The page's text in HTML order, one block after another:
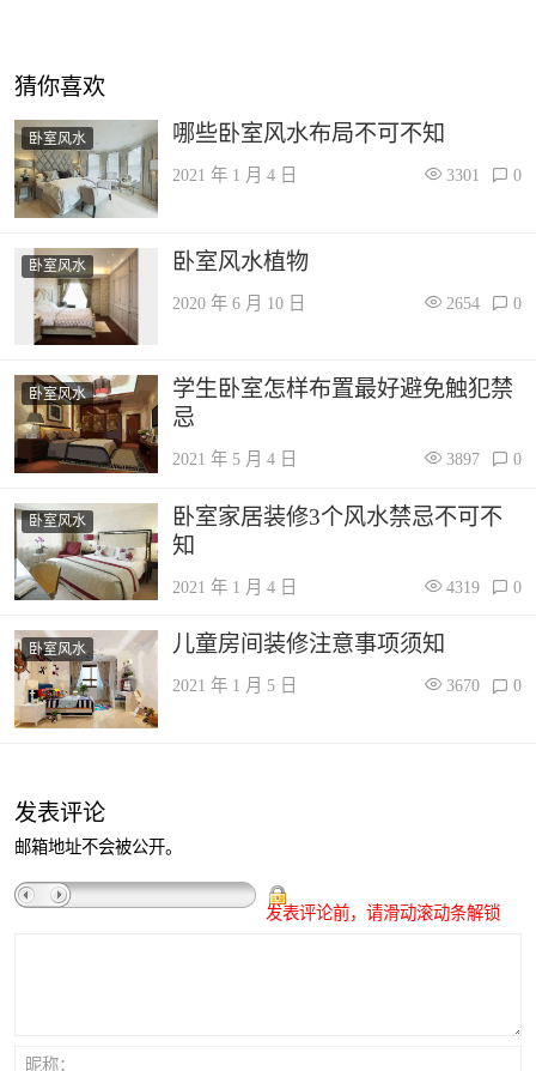
猜你喜欢
卧室风水 哪些卧室风水布局不可不知
2021 年 1 月 4 日 3301 0
卧室风水 卧室风水植物
2020 年 6 月 10 日 2654 0
卧室风水
学生卧室怎样布置最好避免触犯禁
忌
2021 年 5 月 4 日 3897 0
卧室风水
卧室家居装修3个风水禁忌不可不
知
2021 年 1 月 4 日 4319 0
卧室风水 儿童房间装修注意事项须知
2021 年 1 月 5 日 3670 0
发表评论
邮箱地址不会被公开。
发表评论前，请滑动滚动条解锁
昵称：